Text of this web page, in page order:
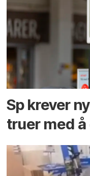
Sp krever
truer med